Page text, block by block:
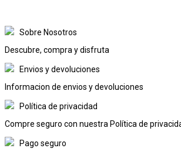
Sobre Nosotros
Descubre, compra y disfruta
Envios y devoluciones
Informacion de envios y devoluciones
Política de privacidad
Compre seguro con nuestra Política de
Pago seguro